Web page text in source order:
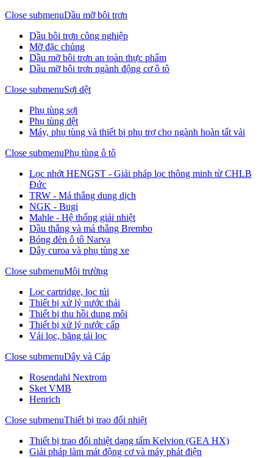
Close submenuDầu mỡ bôi trơn
Dầu bôi trơn công nghiệp
Mỡ đặc chủng
Dầu mỡ bôi trơn an toàn thực phẩm
Dầu mỡ bôi trơn ngành động cơ ô tô
Close submenuSợi dệt
Phụ tùng sợi
Phụ tùng dệt
Máy, phụ tùng và thiết bị phụ trợ cho ngành hoàn tất vải
Close submenuPhụ tùng ô tô
Lọc nhớt HENGST - Giải pháp lọc thông minh từ CHLB
Đức
TRW - Má thắng dung dịch
NGK - Bugi
Mahle - Hệ thống giải nhiệt
Dầu thắng và má thắng Brembo
Bóng đèn ô tô Narva
Dây curoa và phụ tùng xe
Close submenuMôi trường
Lọc cartridge, lọc túi
Thiết bị xử lý nước thải
Thiết bị thu hồi dung môi
Thiết bị xử lý nước cấp
Vải lọc, băng tải lọc
Close submenuDây và Cáp
Rosendahl Nextrom
Sket VMB
Henrich
Close submenuThiết bị trao đổi nhiệt
Thiết bị trao đổi nhiệt dạng tấm Kelvion (GEA HX)
Giải pháp làm mát động cơ và máy phát điện